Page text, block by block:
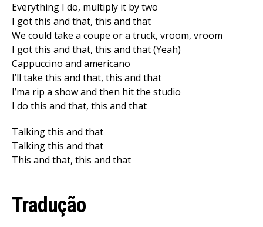
Everything I do, multiply it by two
I got this and that, this and that
Wе could take a coupe or a truck, vroom, vroom
I got this and that, this and that (Yeah)
Cappuccino and americano
I’ll take this and that, this and that
I’ma rip a show and then hit the studio
I do this and that, this and that
Talking this and that
Talking this and that
This and that, this and that
Tradução